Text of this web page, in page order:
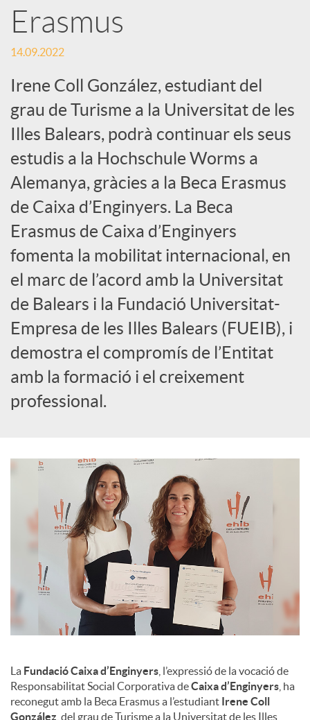
S
o
c
i
a
l
s
Erasmus
14.09.2022
Irene Coll González, estudiant del
grau de Turisme a la Universitat de les
Illes Balears, podrà continuar els seus
estudis a la Hochschule Worms a
Alemanya, gràcies a la Beca Erasmus
de Caixa d’Enginyers. La Beca
Erasmus de Caixa d’Enginyers
fomenta la mobilitat internacional, en
el marc de l’acord amb la Universitat
de Balears i la Fundació Universitat-
Empresa de les Illes Balears (FUEIB), i
demostra el compromís de l’Entitat
amb la formació i el creixement
professional.
La Fundació Caixa d’Enginyers , l’expressió de la vocació de
Responsabilitat Social Corporativa deCaixa d’Enginyers , ha
reconegut amb la Beca Erasmus a l’estudiant Irene Coll
González , del grau de Turisme a la Universitat de les Illes